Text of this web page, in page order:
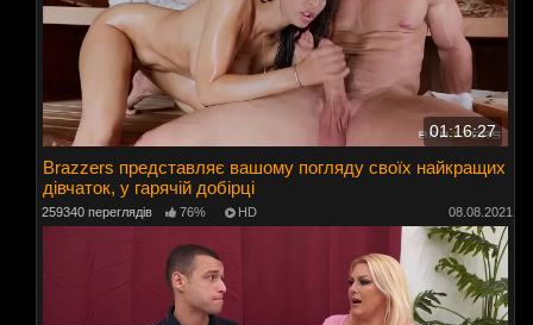
01:16:27
Brazzers представляє вашому погляду своїх найкращих
дівчаток, у гарячій добірці
259340 переглядів 76% HD 08.08.2021